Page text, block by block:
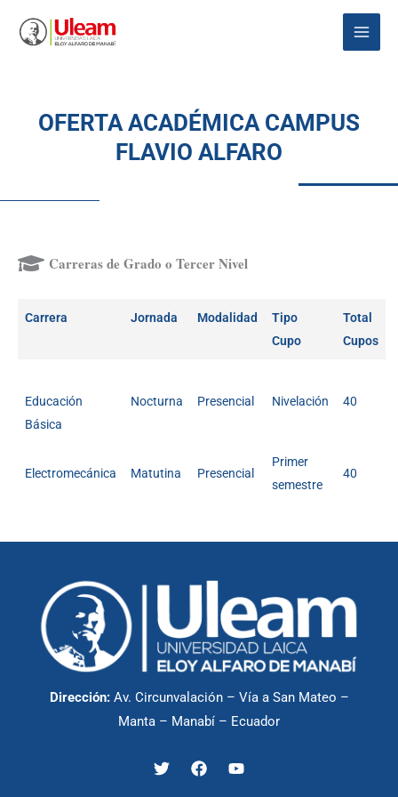
Main
Menu
OFERTA ACADÉMICA CAMPUS
FLAVIO ALFARO
Carreras de Grado o Tercer Nivel
Carrera Jornada Modalidad
Tipo
Cupo
Total
Cupos
Educación
Básica
Nocturna Presencial Nivelación 40
Electromecánica Matutina Presencial
Primer
semestre
40
Dirección:Av. Circunvalación – Vía a San Mateo –
Manta – Manabí – Ecuador